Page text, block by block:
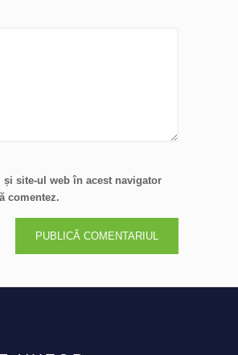
site-ul web în acest navigator
comentez.